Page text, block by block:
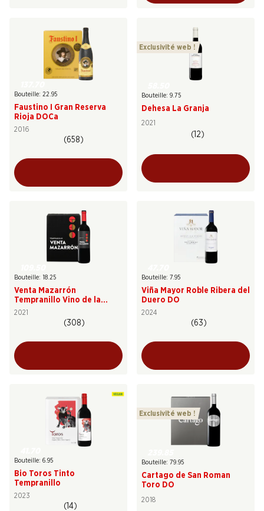
Bouteille: 22.95
Faustino I Gran Reserva
Rioja DOCa
2016
(658)
Exclusivité web !
Bouteille: 9.75
Dehesa La Granja
2021
(12)
Bouteille: 18.25
Venta Mazarrón
Tempranillo Vino de la
Tierra de Castilla y León
2021
(308)
Bouteille: 7.95
Viña Mayor Roble Ribera del
Duero DO
2024
(63)
Bouteille: 6.95
Bio Toros Tinto
Tempranillo
2023
(14)
Exclusivité web !
Bouteille: 79.95
Cartago de San Roman
Toro DO
2018